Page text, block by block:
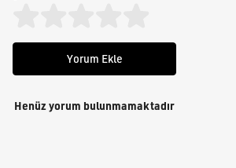
Yorum Ekle
Henüz yorum bulunmamaktadır